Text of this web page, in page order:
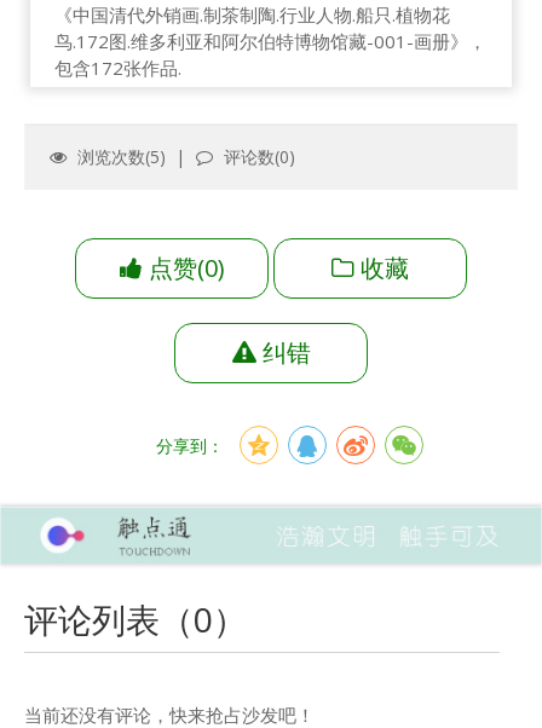
《中国清代外销画.制茶制陶.行业人物.船只.植物花
鸟.172图.维多利亚和阿尔伯特博物馆藏-001-画册》，
包含172张作品.
浏览次数(5) | 评论数(0)
点赞(0) 收藏
纠错
分享到：
评论列表（0）
当前还没有评论，快来抢占沙发吧！